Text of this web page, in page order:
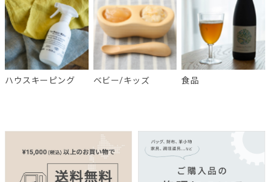
ハウスキーピング ベビー/キッズ 食品